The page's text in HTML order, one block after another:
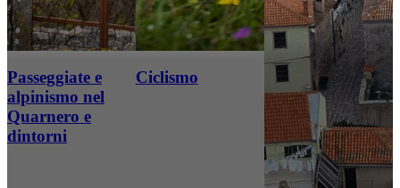
Passeggiate e
alpinismo nel
Quarnero e
dintorni
Ciclismo